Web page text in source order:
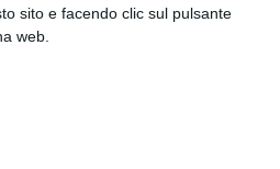
sito e facendo clic sul pulsante
web.
WhatsApp, ...